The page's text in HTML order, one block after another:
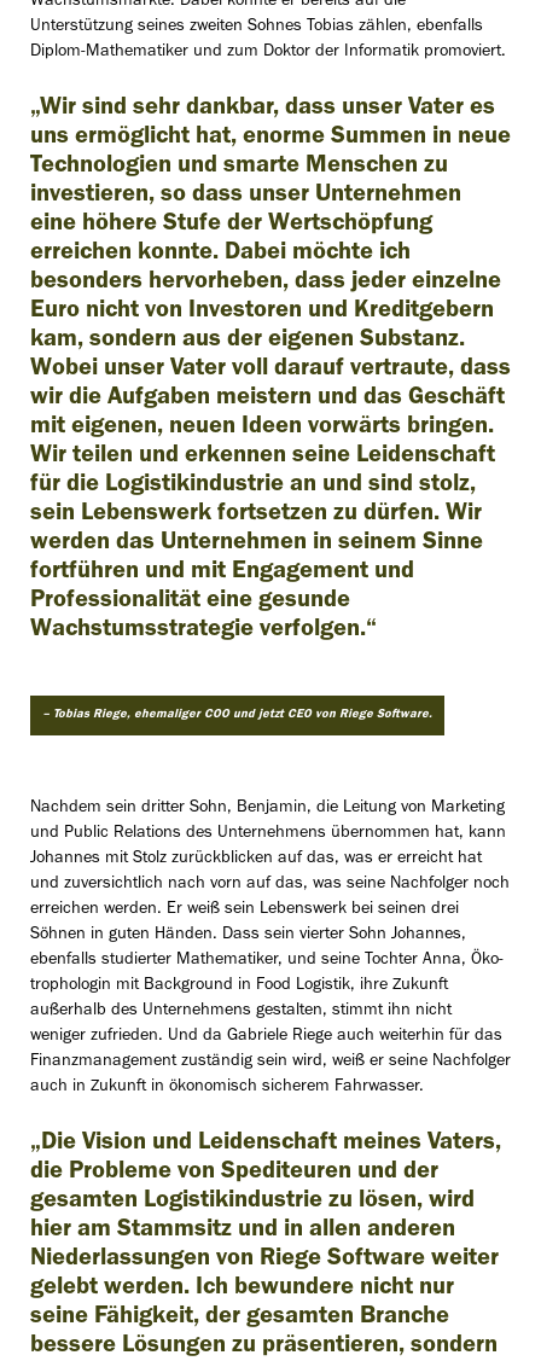
Unterstützung seines zweiten Sohnes Tobias zählen, ebenfalls
Diplom-Mathematiker und zum Doktor der Informatik promoviert.
„Wir sind sehr dankbar, dass unser Vater es
uns ermöglicht hat, enorme Summen in neue
Technologien und smarte Menschen zu
investieren, so dass unser Unternehmen
eine höhere Stufe der Wertschöpfung
erreichen konnte. Dabei möchte ich
besonders hervorheben, dass jeder einzelne
Euro nicht von Investoren und Kreditgebern
kam, sondern aus der eigenen Substanz.
Wobei unser Vater voll darauf vertraute, dass
wir die Aufgaben meistern und das Geschäft
mit eigenen, neuen Ideen vorwärts bringen.
Wir teilen und erkennen seine Leidenschaft
für die Logistikindustrie an und sind stolz,
sein Lebenswerk fortsetzen zu dürfen. Wir
werden das Unternehmen in seinem Sinne
fortführen und mit Engagement und
Professionalität eine gesunde
Wachstumsstrategie verfolgen.“
– Tobias Riege, ehemaliger COO und jetzt CEO von Riege Software.
Nachdem sein dritter Sohn, Benjamin, die Leitung von Marketing
und Public Relations des Unternehmens übernommen hat, kann
Johannes mit Stolz zurückblicken auf das, was er erreicht hat
und zuversichtlich nach vorn auf das, was seine Nachfolger noch
erreichen werden. Er weiß sein Lebenswerk bei seinen drei
Söhnen in guten Händen. Dass sein vierter Sohn Johannes,
ebenfalls studierter Mathematiker, und seine Tochter Anna, Öko­
tro­pho­lo­gin mit Background in Food Logistik, ihre Zukunft
außerhalb des Unternehmens gestalten, stimmt ihn nicht
weniger zufrieden. Und da Gabriele Riege auch weiterhin für das
Finanzmanagement zuständig sein wird, weiß er seine Nachfolger
auch in Zukunft in ökonomisch sicherem Fahrwasser.
„Die Vision und Leidenschaft meines Vaters,
die Probleme von Spediteuren und der
gesamten Logistikindustrie zu lösen, wird
hier am Stammsitz und in allen anderen
Niederlassungen von Riege Software weiter
gelebt werden. Ich bewundere nicht nur
seine Fähigkeit, der gesamten Branche
bessere Lösungen zu präsentieren, sondern